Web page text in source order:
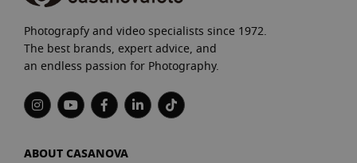
Photograpfy and video specialists since 1972.
The best brands, expert advice, and
an endless passion for Photography.
ABOUT CASANOVA